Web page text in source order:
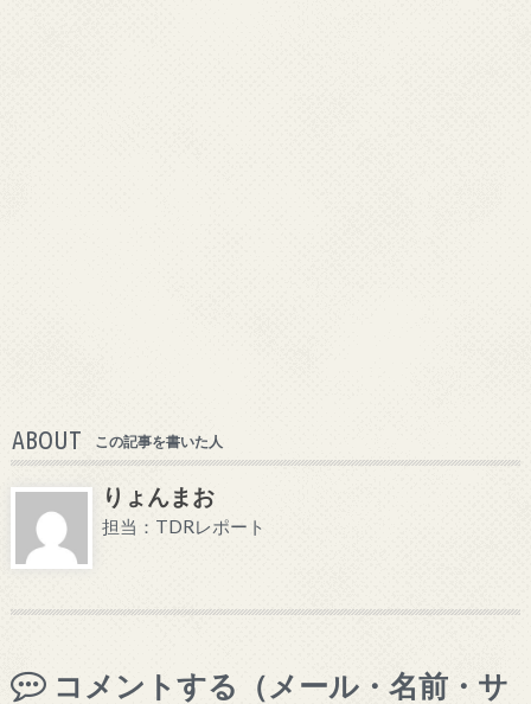
ABOUT この記事を書いた人
りょんまお
担当：TDRレポート
コメントする（メール・名前・サ